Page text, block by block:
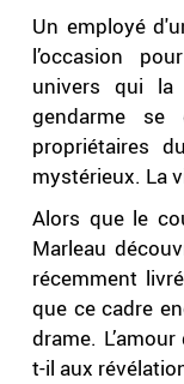
Un employé
l’occasion
univers qui la
gendarme se
propriétaires
mystérieux. La
Alors que le
Marleau
récemment
que ce cadre
drame.
t-il aux